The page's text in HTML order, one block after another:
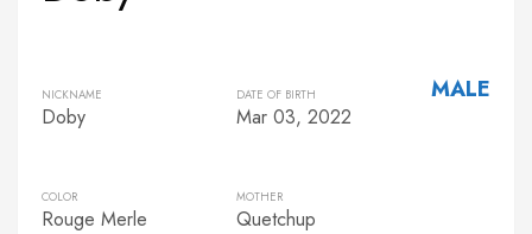
MALE
NICKNAME
Doby
DATE OF BIRTH
Mar 03, 2022
COLOR
Rouge Merle
MOTHER
Quetchup